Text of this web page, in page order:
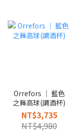
Orrefors │ 藍色
之舞高球(調酒杯)
NT$3,735
NT$4,980